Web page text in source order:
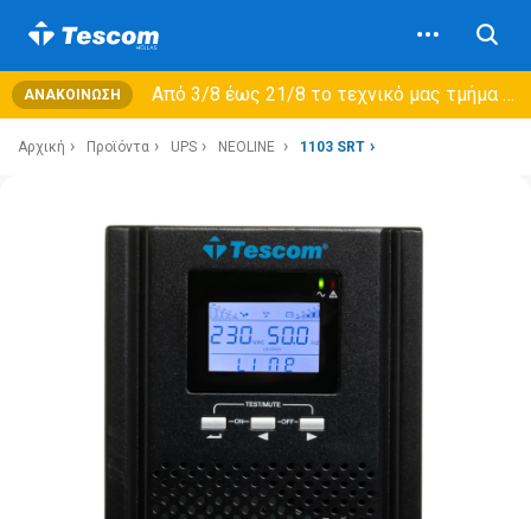
ΑΝΑΚΟΊΝΩΣΗ Από 3/8 έως 21/8 τo τεχνικό μας τμήμα θα εξυπηρετεί μόνο συμβόλαια συντήρησης και όχι νέες παραλαβές →
Αρχική Προϊόντα UPS NEOLINE 1103 SRT